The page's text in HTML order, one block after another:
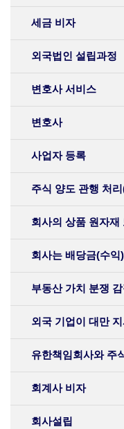
세금 비자
외국법인 설립과정
변호사 서비스
변호사
사업자 등록
주식 양도 관행 처
회사의 상품 원자재
회사는 배당금(수
부동산 가치 분쟁
외국 기업이 대만
유한책임회사와 주
회계사 비자
회사설립